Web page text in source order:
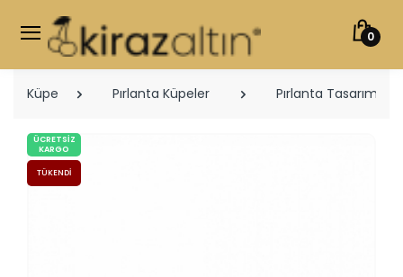
0
Küpe Pırlanta Küpeler Pırlanta Tasarım
ÜCRETSIZ
KARGO
TÜKENDI